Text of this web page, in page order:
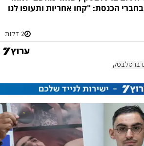
הכנסת: "קחו אחריות ותעופו לנו
2 דקות
ברסלבסקי